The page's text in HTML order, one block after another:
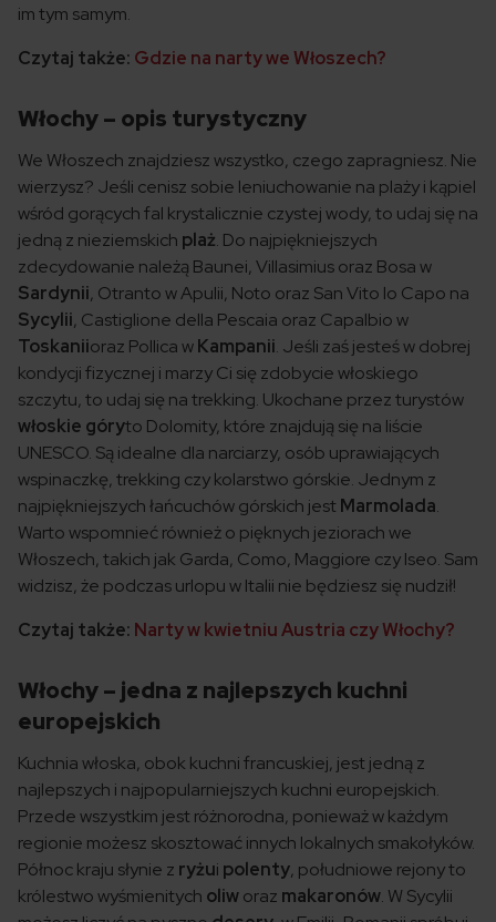
im tym samym.
Czytaj także: Gdzie na narty we Włoszech?
Włochy – opis turystyczny
We Włoszech znajdziesz wszystko, czego zapragniesz. Nie
wierzysz? Jeśli cenisz sobie leniuchowanie na plaży i kąpiel
wśród gorących fal krystalicznie czystej wody, to udaj się na
jedną z nieziemskich plaż. Do najpiękniejszych
zdecydowanie należą Baunei, Villasimius oraz Bosa w
Sardynii, Otranto w Apulii, Noto oraz San Vito lo Capo na
Sycylii, Castiglione della Pescaia oraz Capalbio w
Toskaniioraz Pollica wKampanii. Jeśli zaś jesteś w dobrej
kondycji fizycznej i marzy Ci się zdobycie włoskiego
szczytu, to udaj się na trekking. Ukochane przez turystów
włoskie góryto Dolomity, które znajdują się na liście
UNESCO. Są idealne dla narciarzy, osób uprawiających
wspinaczkę, trekking czy kolarstwo górskie. Jednym z
najpiękniejszych łańcuchów górskich jest Marmolada.
Warto wspomnieć również o pięknych jeziorach we
Włoszech, takich jak Garda, Como, Maggiore czy Iseo. Sam
widzisz, że podczas urlopu w Italii nie będziesz się nudził!
Czytaj także: Narty w kwietniu Austria czy Włochy?
Włochy – jedna z najlepszych kuchni
europejskich
Kuchnia włoska, obok kuchni francuskiej, jest jedną z
najlepszych i najpopularniejszych kuchni europejskich.
Przede wszystkim jest różnorodna, ponieważ w każdym
regionie możesz skosztować innych lokalnych smakołyków.
Północ kraju słynie z ryżui polenty, południowe rejony to
królestwo wyśmienitych oliworaz makaronów. W Sycylii